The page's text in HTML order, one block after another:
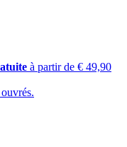
à partir de € 49,90